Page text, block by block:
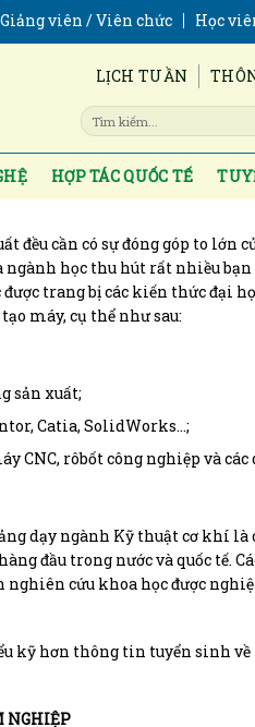
Giảng viên / Viên chức Học
LỊCH TUẦN
HỢP TÁC QUỐC TẾ
đều cần có sự đóng góp to lớn
học thu hút rất nhiều bạn
trang bị các kiến thức đại
máy, cụ thể như sau:
sản xuất;
Catia, SolidWorks…;
CNC, rôbốt công nghiệp và
dạy ngành Kỹ thuật cơ khí là
đầu trong nước và quốc tế.
cứu khoa học được
kỹ hơn thông tin tuyển sinh
NGHIỆP